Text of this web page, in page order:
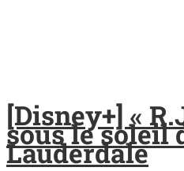
[Disney+] «
sous le soleil
Lauderdale